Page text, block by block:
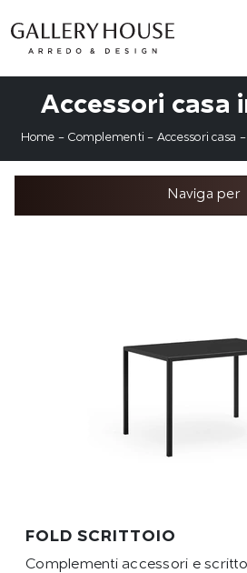
Accessori casa
Home - Complementi - Accessori casa
Naviga per
FOLD SCRITTOIO
Complementi accessori e